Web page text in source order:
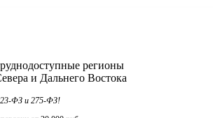
регионы
и Дальнего Востока
ФЗ и 275-ФЗ!